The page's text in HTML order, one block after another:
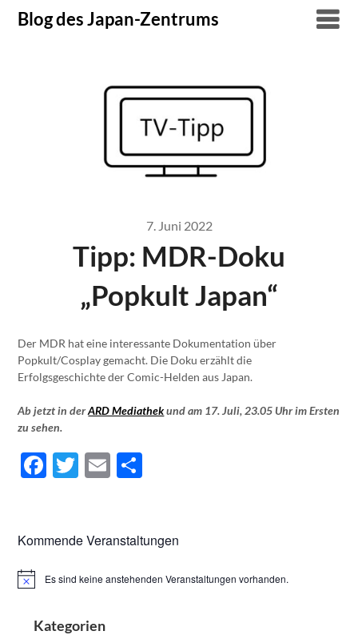
SkipBlog des Japan-Zentrums
7. Juni 2022
Tipp: MDR-Doku
„Popkult Japan“
Der MDR hat eine interessante Dokumentation über
Popkult/Cosplay gemacht. Die Doku erzählt die
Erfolgsgeschichte der Comic-Helden aus Japan.
Ab jetzt in derARD Mediathekund am 17. Juli, 23.05 Uhr im Ersten
zu sehen.
Facebook
Twitter
Email
Kommende Veranstaltungen
HinweisEs sind keine anstehenden Veranstaltungen vorhanden.
Kategorien